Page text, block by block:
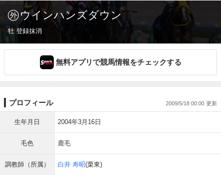
ウインハンズダウン
牡 登録抹消
無料アプリで競馬情報をチェックする
プロフィール 2009/5/18 00:00
生年月日 2004年3月16日
毛色 鹿毛
調教師（所属） 白井 寿昭(栗東)